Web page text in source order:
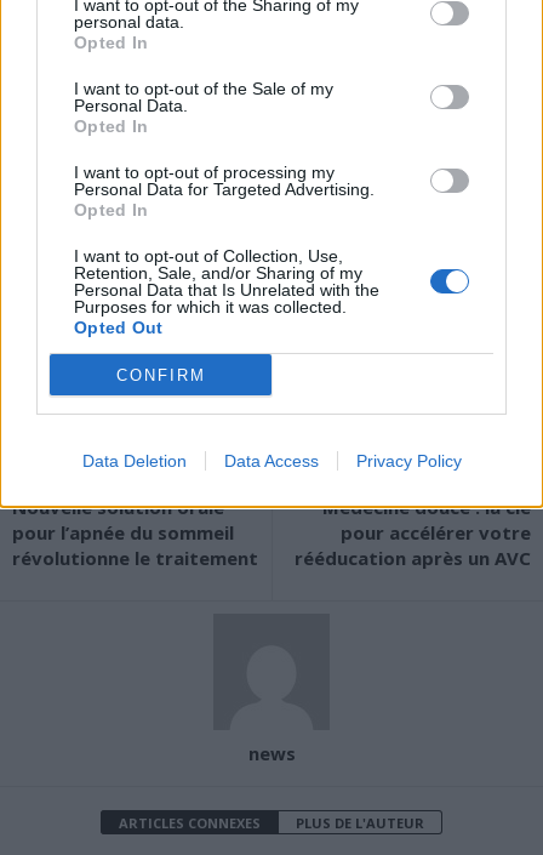
I want to opt-out of the Sharing of my
personal data.
Opted In
I want to opt-out of the Sale of my
Personal Data.
Opted In
I want to opt-out of processing my
Personal Data for Targeted Advertising.
Opted In
I want to opt-out of Collection, Use,
Retention, Sale, and/or Sharing of my
Personal Data that Is Unrelated with the
Purposes for which it was collected.
Opted Out
CONFIRM
Data Deletion Data Access Privacy Policy
EXPOSITION AUX FACTEURS DE
DÉPISTAGE ET DIAGNOSTIC
PRÉCOCE. LA PRÉVENTION
DOIT DONC RESTER UNE
PRIORITÉ.
Nouvelle solution orale
pour l’apnée du sommeil
révolutionne le traitement
Article suivant
Médecine douce : la clé
pour accélérer votre
rééducation après un AVC
news
ARTICLES CONNEXES PLUS DE L'AUTEUR